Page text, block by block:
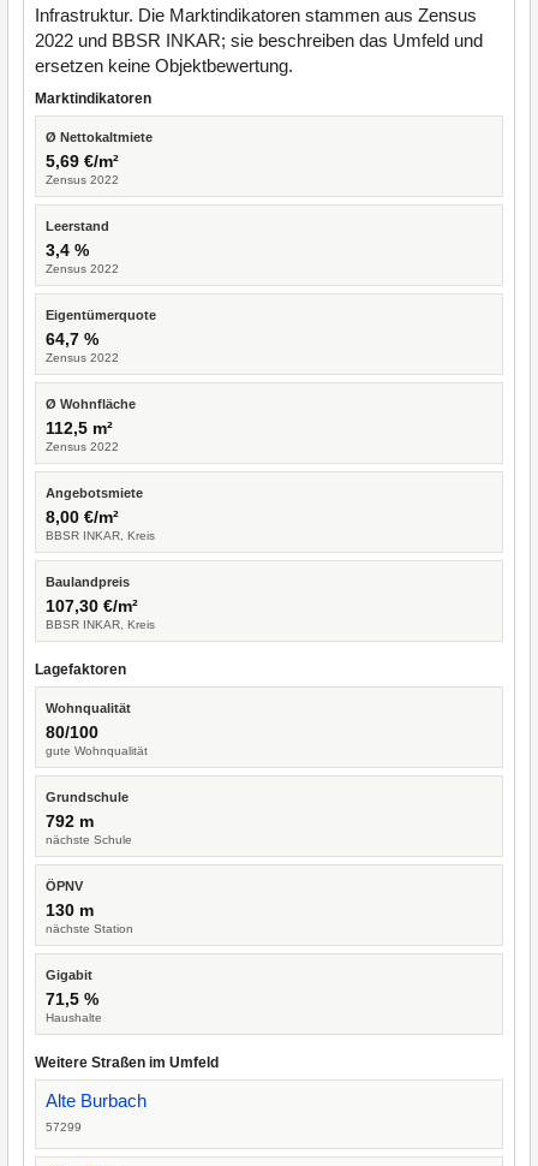
Infrastruktur. Die Marktindikatoren stammen aus Zensus
2022 und BBSR INKAR; sie beschreiben das Umfeld und
ersetzen keine Objektbewertung.
Marktindikatoren
Ø Nettokaltmiete
5,69 €/m²
Zensus 2022
Leerstand
3,4 %
Zensus 2022
Eigentümerquote
64,7 %
Zensus 2022
Ø Wohnfläche
112,5 m²
Zensus 2022
Angebotsmiete
8,00 €/m²
BBSR INKAR, Kreis
Baulandpreis
107,30 €/m²
BBSR INKAR, Kreis
Lagefaktoren
Wohnqualität
80/100
gute Wohnqualität
Grundschule
792 m
nächste Schule
ÖPNV
130 m
nächste Station
Gigabit
71,5 %
Haushalte
Weitere Straßen im Umfeld
Alte Burbach
57299